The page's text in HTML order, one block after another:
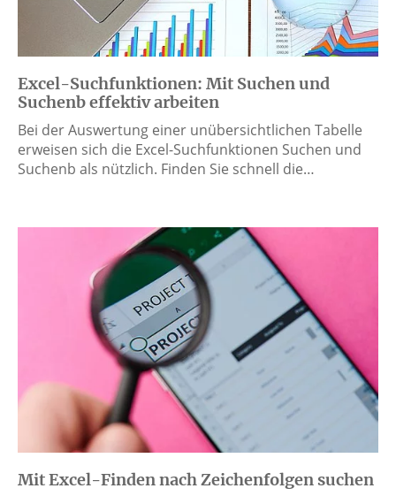
Excel-Suchfunktionen: Mit Suchen und
Suchenb effektiv arbeiten
Bei der Auswertung einer unübersichtlichen Tabelle
erweisen sich die Excel-Suchfunktionen Suchen und
Suchenb als nützlich. Finden Sie schnell die…
Mit Excel-Finden nach Zeichenfolgen suchen